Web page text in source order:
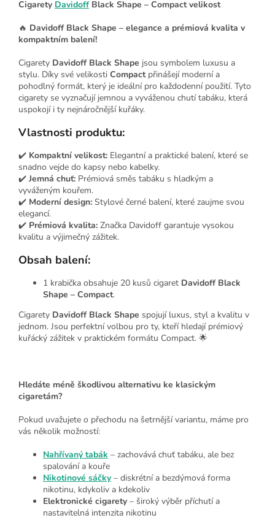
Cigarety DavidoffBlack Shape – Compact velikost
🔥 Davidoff Black Shape – elegance a prémiová kvalita v
kompaktním balení!
Cigarety Davidoff Black Shape jsou symbolem luxusu a
stylu. Díky své velikosti Compactpřinášejí moderní a
pohodlný formát, který je ideální pro každodenní použití. Tyto
cigarety se vyznačují jemnou a vyváženou chutí tabáku, která
uspokojí i ty nejnáročnější kuřáky.
Vlastnosti produktu:
✔️ Kompaktní velikost: Elegantní a praktické balení, které se
snadno vejde do kapsy nebo kabelky.
✔️ Jemná chuť: Prémiová směs tabáku s hladkým a
vyváženým kouřem.
✔️ Moderní design: Stylové černé balení, které zaujme svou
elegancí.
✔️ Prémiová kvalita: Značka Davidoff garantuje vysokou
kvalitu a výjimečný zážitek.
Obsah balení:
1 krabička obsahuje 20 kusů cigaret Davidoff Black
Shape – Compact.
Cigarety Davidoff Black Shape spojují luxus, styl a kvalitu v
jednom. Jsou perfektní volbou pro ty, kteří hledají prémiový
kuřácký zážitek v praktickém formátu Compact. 🌟
Hledáte méně škodlivou alternativu ke klasickým
cigaretám?
Pokud uvažujete o přechodu na šetrnější variantu, máme pro
vás několik možností:
Nahřívaný tabák – zachovává chuť tabáku, ale bez
spalování a kouře
Nikotinové sáčky – diskrétní a bezdýmová forma
nikotinu, kdykoliv a kdekoliv
Elektronické cigarety – široký výběr příchutí a
nastavitelná intenzita nikotinu